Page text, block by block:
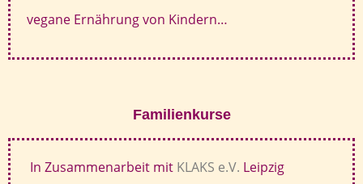
vegane Ernährung von Kindern…
Familienkurse
In Zusammenarbeit mit KLAKS e.V. Leipzig